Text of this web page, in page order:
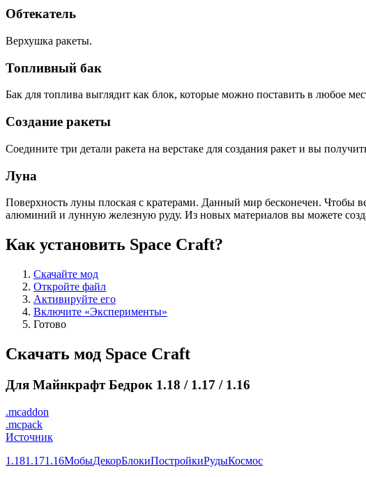
Обтекатель
Верхушка ракеты.
Топливный бак
Бак для топлива выглядит как блок, которые можно поставить в любое
Создание ракеты
Соедините три детали ракета на верстаке для создания ракет и вы
Луна
Поверхность луны плоская с кратерами. Данный мир бесконечен.
алюминий и лунную железную руду. Из новых материалов вы можете
Как установить Space Craft?
Скачайте мод
Откройте файл
Активируйте его
Включите «Эксперименты»
Готово
Скачать мод Space Craft
Для Майнкрафт Бедрок 1.18 / 1.17 / 1.16
.mcaddon
.mcpack
Источник
1.181.171.16МобыДекорБлокиПостройкиРудыКосмос